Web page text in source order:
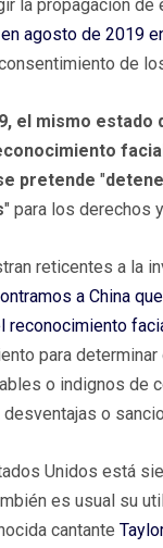
la propagación de
agosto de 2019
de
el mismo estado
pretende "
" para los derechos
reticentes a la
a China
para
o indignos de
o
Unidos está
es usual su
cantante